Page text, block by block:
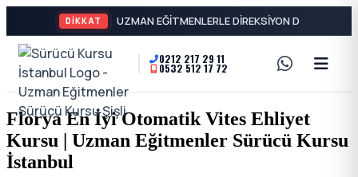
DİKKAT
Sürücü
Kursu
İstanbul
A2
Motor
Ehliyeti
ve
0212 217 29 11
0532 512 17 72
Florya En İyi Otomatik Vites Ehliyet
Kursu | Uzman Eğitmenler Sürücü Kursu
İstanbul